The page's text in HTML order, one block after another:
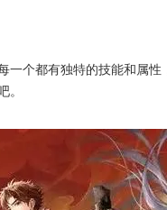
个都有独特的技能和属性
。